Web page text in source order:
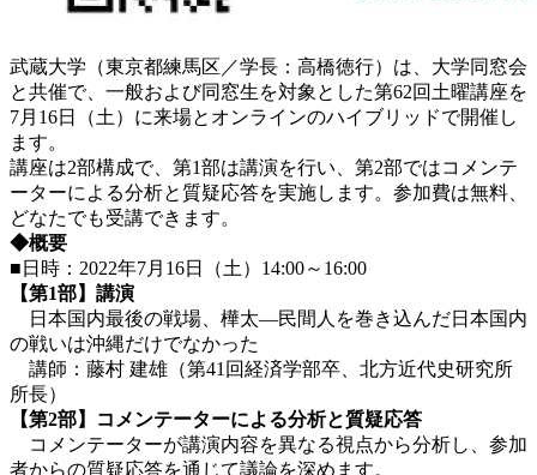
武蔵大学（東京都練馬区／学長：高橋徳行）は、大学同窓会
と共催で、一般および同窓生を対象とした第62回土曜講座を
7月16日（土）に来場とオンラインのハイブリッドで開催し
ます。
講座は2部構成で、第1部は講演を行い、第2部ではコメンテ
ーターによる分析と質疑応答を実施します。参加費は無料、
どなたでも受講できます。
◆概要
■日時：2022年7月16日（土）14:00～16:00
【第1部】講演
日本国内最後の戦場、樺太―民間人を巻き込んだ日本国内
の戦いは沖縄だけでなかった
講師：藤村 建雄（第41回経済学部卒、北方近代史研究所
所長）
【第2部】コメンテーターによる分析と質疑応答
コメンテーターが講演内容を異なる視点から分析し、参加
者からの質疑応答を通じて議論を深めます。